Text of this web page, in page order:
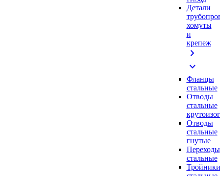
Детали
хомуты
и
крепеж
chevron_right
expand_more
Фланцы
стальные
Отводы
стальные
Отводы
стальные
гнутые
Переходы
стальные
Тройники